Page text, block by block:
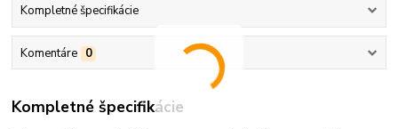
Kompletné špecifikácie
Komentáre 0
Kompletné špecifikácie